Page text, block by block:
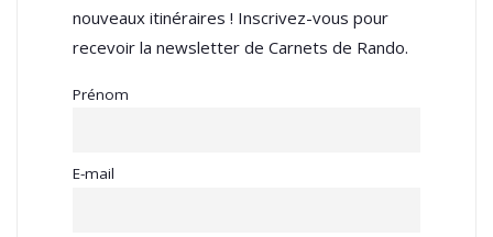
nouveaux itinéraires ! Inscrivez-vous pour
recevoir la newsletter de Carnets de Rando.
Prénom
E-mail